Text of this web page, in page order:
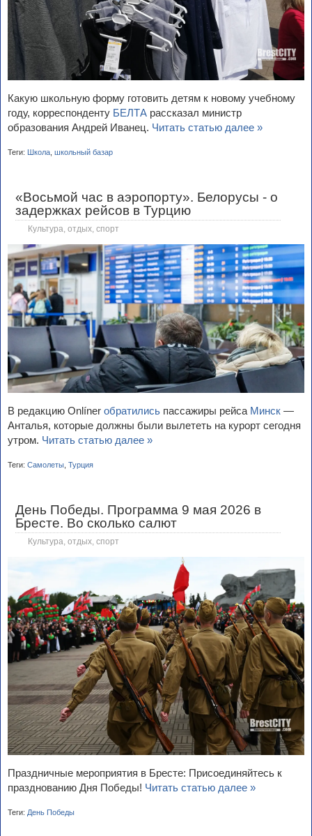
Какую школьную форму готовить детям к новому учебному
году, корреспонденту БЕЛТА рассказал министр
образования Андрей Иванец. Читать статью далее »
Теги: Школа школьный базар
«Восьмой час в аэропорту». Белорусы - о
задержках рейсов в Турцию
Культура, отдых, спорт
В редакцию Onlíner обратились пассажиры рейса Минск —
Анталья, которые должны были вылететь на курорт сегодня
утром. Читать статью далее »
Теги: Самолеты Турция
День Победы. Программа 9 мая 2026 в
Бресте. Во сколько салют
Культура, отдых, спорт
Праздничные мероприятия в Бресте: Присоединяйтесь к
празднованию Дня Победы! Читать статью далее »
Теги: День Победы